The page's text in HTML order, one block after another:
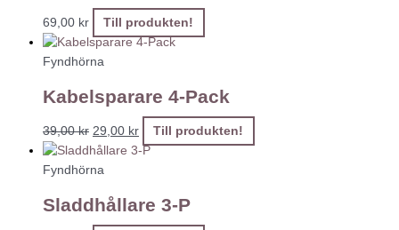
69,00 kr Till produkten!
Fyndhörna
Kabelsparare 4-Pack
39,00kr 29,00 kr Till produkten!
Fyndhörna
Sladdhållare 3-P